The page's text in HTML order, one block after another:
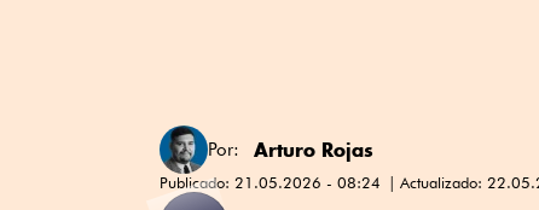
Por: Arturo Rojas
Publicado: 21.05.2026 - 08:24 Actualizado: